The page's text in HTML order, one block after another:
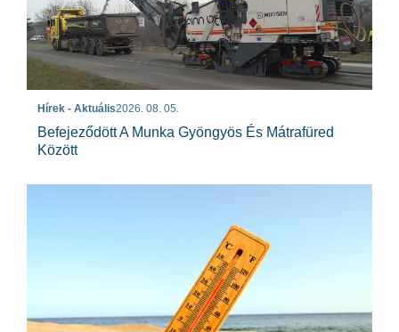
Hírek - Aktuális2026. 08. 05.
Befejeződött A Munka Gyöngyös És Mátrafüred
Között